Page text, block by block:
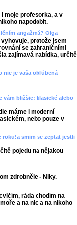
i moje profesorka, a v
napodobit.
angažmá? Olga
protože jsem
se zahraničními
zajímavá nabídka, určitě
nie je vaša obľúbená
vám bližšie: klasické alebo
máme i moderní
nebo pouze v
roku!a smim se zeptat jestli
pojedu na nějakou
zdrobněle - Niky.
ráda chodím na
a na nic a na nikoho